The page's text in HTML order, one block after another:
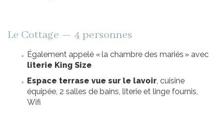
Le Cottage — 4 personnes
Également appelé « la chambre des mariés » avec
literie King Size
Espace terrase vue sur le lavoir, cuisine
équipée, 2 salles de bains, literie et linge fournis,
Wifi